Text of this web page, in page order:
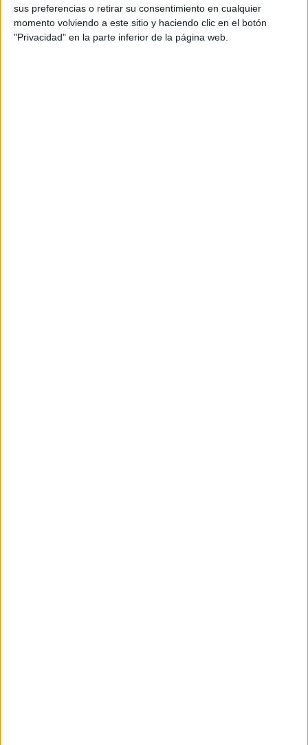
sus preferencias o retirar su consentimiento en cualquier
momento volviendo a este sitio y haciendo clic en el botón
"Privacidad" en la parte inferior de la página web.
SEGUIR LEYENDO